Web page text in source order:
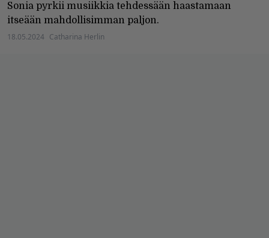
Sonia pyrkii musiikkia tehdessään haastamaan
itseään mahdollisimman paljon.
18.05.2024 Catharina Herlin